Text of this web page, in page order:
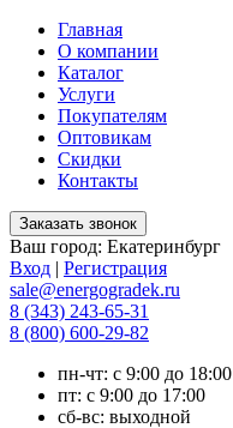
Главная
О компании
Каталог
Услуги
Покупателям
Оптовикам
Скидки
Контакты
Ваш город: Екатеринбург
Вход | Регистрация
sale@energogradek.ru
8 (343) 243-65-31
8 (800) 600-29-82
пн-чт: с 9:00 до 18:00
пт: с 9:00 до 17:00
сб-вс: выходной